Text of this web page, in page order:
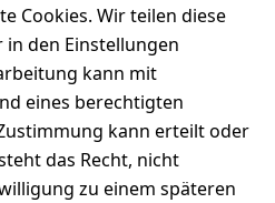
Cookies. Wir teilen diese
den Einstellungen
kann mit
eines berechtigten
kann erteilt oder
das Recht, nicht
zu einem späteren